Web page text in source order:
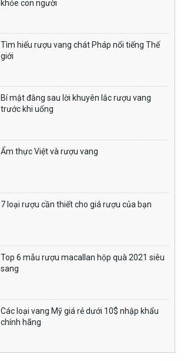
khỏe con người
Tìm hiểu rượu vang chát Pháp nổi tiếng Thế
giới
Bí mật đằng sau lời khuyên lắc rượu vang
trước khi uống
Ẩm thực Việt và rượu vang
7 loại rượu cần thiết cho giá rượu của bạn
Top 6 mẫu rượu macallan hộp quà 2021 siêu
sang
Các loại vang Mỹ giá rẻ dưới 10$ nhập khẩu
chính hãng